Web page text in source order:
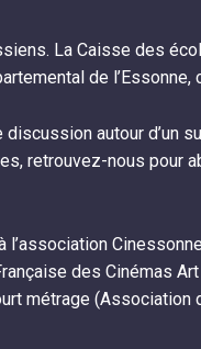
La Caisse des
de l’Essonne,
autour d’un
retrouvez-nous pour
des Cinémas Art
métrage